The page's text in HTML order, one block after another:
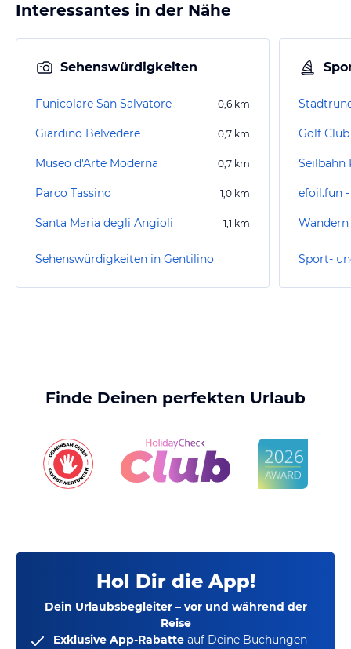
Interessantes in der Nähe
Sehenswürdigkeiten
Funicolare San Salvatore 0,6 km
Giardino Belvedere 0,7 km
Museo d'Arte Moderna 0,7 km
Parco Tassino 1,0 km
Santa Maria degli Angioli 1,1 km
Sehenswürdigkeiten in Gentilino
Golf
Seilbahn
efoil.fun
Finde Deinen perfekten Urlaub
Hol Dir die App!
Dein Urlaubsbegleiter – vor und während der
Reise
Exklusive App-Rabatte auf Deine Buchungen